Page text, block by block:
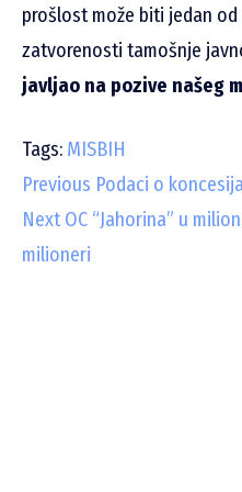
prošlost može biti jedan
zatvorenosti tamošnje
javljao na pozive našeg
Tags: MISBIH
C
o
n
Previous Podaci o
NextOC “Jahorina” u
milioneri